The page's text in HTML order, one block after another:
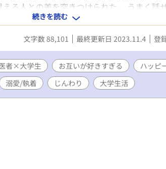
る人との差を突きつけられた。 うまく話
いをする。「必ず行くよ」とあの頃と変わら
た過去を引きずりながら想いを募らせて
な暖かい恋──。
続きを読む
文字数 88,101 最終更新日 2023.11.4 登
者×大学生 お互いが好きすぎる
ハッピ
溺愛/執着 じんわり 大学生活